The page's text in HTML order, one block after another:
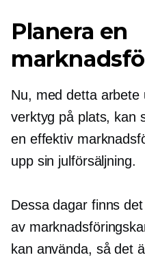
Planera en
Nu, med detta arbete
verktyg på plats, kan
en effektiv
upp sin julförsäljning.
Dessa dagar finns
av
kan använda, så det